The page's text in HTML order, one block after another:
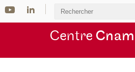
Centre Cnam